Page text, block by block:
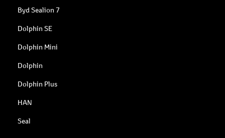
Byd Sealion 7
Dolphin SE
Dolphin Mini
Dolphin
Dolphin Plus
HAN
Seal